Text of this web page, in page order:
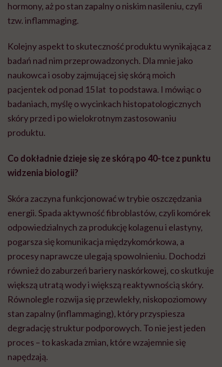
hormony, aż po stan zapalny o niskim nasileniu, czyli
tzw. inflammaging.
Kolejny aspekt to skuteczność produktu wynikająca z
badań nad nim przeprowadzonych. Dla mnie jako
naukowca i osoby zajmującej się skórą moich
pacjentek od ponad 15 lat to podstawa. I mówiąc o
badaniach, myślę o wycinkach histopatologicznych
skóry przed i po wielokrotnym zastosowaniu
produktu.
Co dokładnie dzieje się ze skórą po 40-tce z punktu
widzenia biologii?
Skóra zaczyna funkcjonować w trybie oszczędzania
energii. Spada aktywność fibroblastów, czyli komórek
odpowiedzialnych za produkcję kolagenu i elastyny,
pogarsza się komunikacja międzykomórkowa, a
procesy naprawcze ulegają spowolnieniu. Dochodzi
również do zaburzeń bariery naskórkowej, co skutkuje
większą utratą wody i większą reaktywnością skóry.
Równolegle rozwija się przewlekły, niskopoziomowy
stan zapalny (inflammaging), który przyspiesza
degradację struktur podporowych. To nie jest jeden
proces – to kaskada zmian, które wzajemnie się
napędzają.